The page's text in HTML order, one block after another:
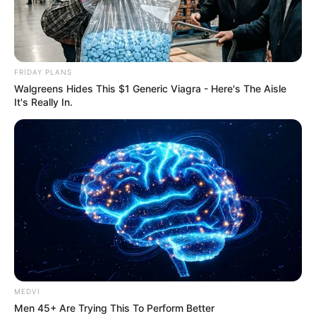
HÜQUQ 517 24.05.2025, 10:03
Azərbaycanda hazırda 2600-dən artıq vəkil və 600-ə
FRIDAY PLANS
Walgreens Hides This $1 Generic Viagra - Here's The Aisle
It's Really In.
MEDVI
Men 45+ Are Trying This To Perform Better